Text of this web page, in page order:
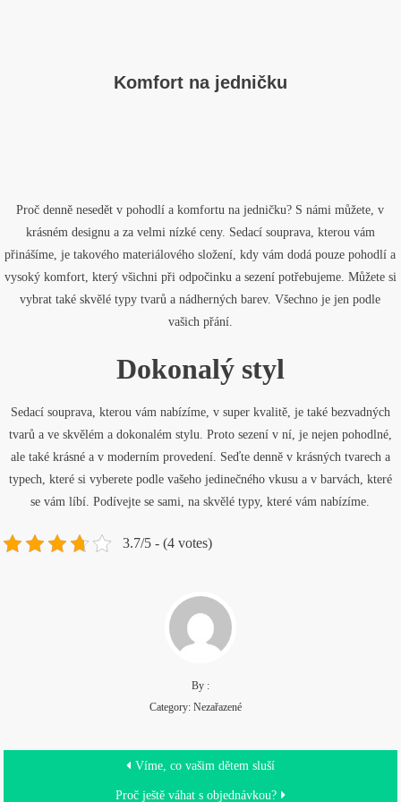
Komfort na jedničku
Proč denně nesedět v pohodlí a komfortu na jedničku? S námi můžete, v
krásném designu a za velmi nízké ceny. Sedací souprava, kterou vám
přinášíme, je takového materiálového složení, kdy vám dodá pouze pohodlí a
vysoký komfort, který všichni při odpočinku a sezení potřebujeme. Můžete si
vybrat také skvělé typy tvarů a nádherných barev. Všechno je jen podle
vašich přání.
Dokonalý styl
Sedací souprava, kterou vám nabízíme, v super kvalitě, je také bezvadných
tvarů a ve skvělém a dokonalém stylu. Proto sezení v ní, je nejen pohodlné,
ale také krásné a v moderním provedení. Seďte denně v krásných tvarech a
typech, které si vyberete podle vašeho jedinečného vkusu a v barvách, které
se vám líbí. Podívejte se sami, na skvělé typy, které vám nabízíme.
3.7/5 - (4 votes)
By :
Category: Nezařazené
Víme, co vašim dětem sluší
Proč ještě váhat s objednávkou?